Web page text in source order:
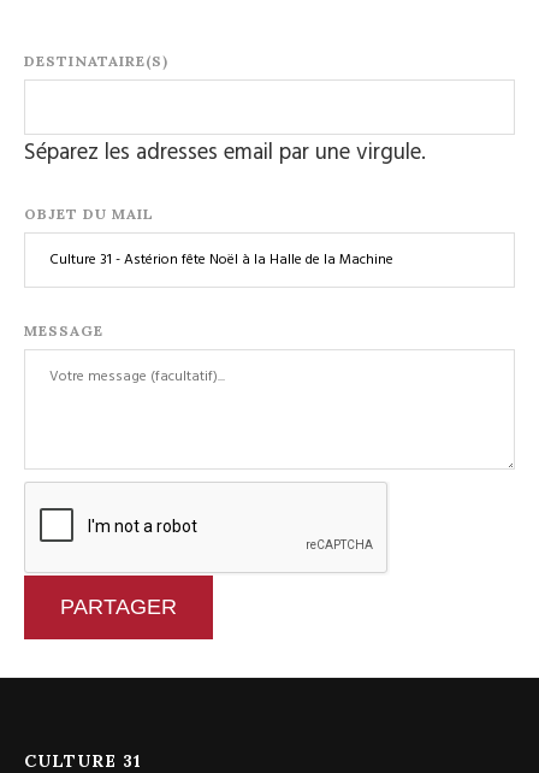
DESTINATAIRE(S)
Séparez les adresses email par une virgule.
OBJET DU MAIL
MESSAGE
PARTAGER
CULTURE 31